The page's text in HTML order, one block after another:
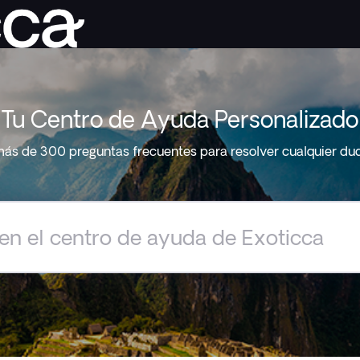
Tu Centro de Ayuda Personalizado
de 300 preguntas frecuentes para resolver cualquier